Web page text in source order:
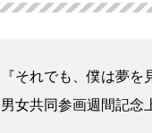
『それでも、僕は夢を
男女共同参画週間記念